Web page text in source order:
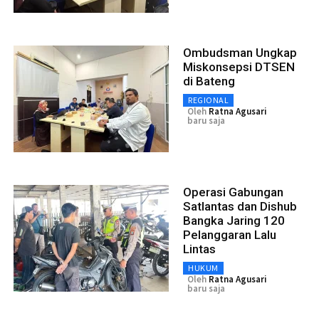
Ombudsman Ungkap
Miskonsepsi DTSEN
di Bateng
REGIONAL
Oleh Ratna Agusari
baru saja
Operasi Gabungan
Satlantas dan Dishub
Bangka Jaring 120
Pelanggaran Lalu
Lintas
HUKUM
Oleh Ratna Agusari
baru saja